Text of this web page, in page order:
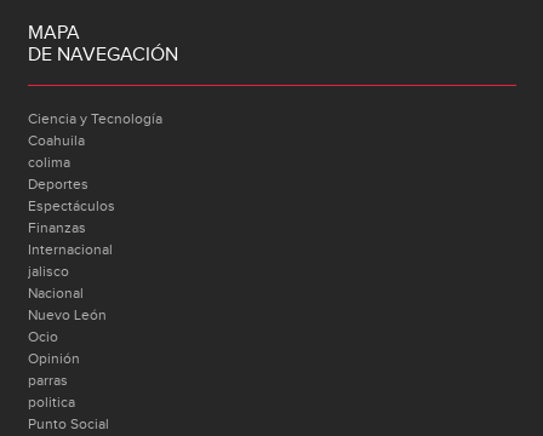
MAPA
DE NAVEGACIÓN
Ciencia y Tecnología
Coahuila
colima
Deportes
Espectáculos
Finanzas
Internacional
jalisco
Nacional
Nuevo León
Ocio
Opinión
parras
politica
Punto Social